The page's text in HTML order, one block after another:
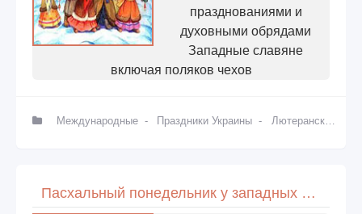
празднованиями и
духовными обрядами
Западные славяне
включая поляков чехов
Международные - Праздники Украины - Лютеранские
Пасхальный понедельник у западных христиан